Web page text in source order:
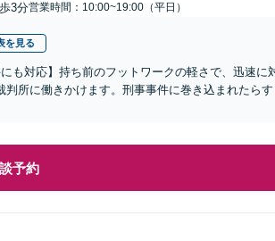
3分営業時間：10:00~19:00（平日）
を見る
も対応】持ち前のフットワークの軽さで、迅速に
所に働きかけます。刑事事件に巻き込まれたら
予約